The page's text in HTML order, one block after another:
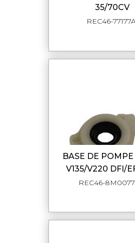
35/70CV
REC46-
BASE DE POMPE A EAU
V135/V220 DFI/
REC46-